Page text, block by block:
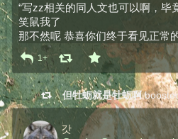
“写zz相关的同人文也可以啊，毕竟
笑鼠我了
那不然呢 恭喜你们终于看见正常
1+
但牡蛎就是牡蛎啊
갓